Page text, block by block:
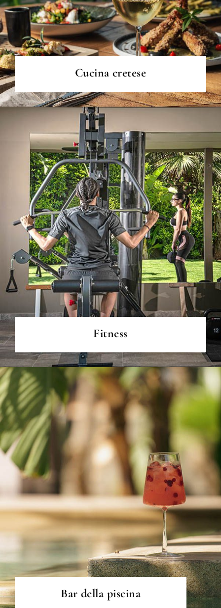
PER SAPERNE DI PIÙ
Cucina cretese
PER SAPERNE DI PIÙ
Fitness
PER SAPERNE DI PIÙ
Bar della piscina